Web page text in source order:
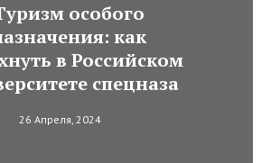
особого
как
в Российском
спецназа
26 Апреля, 2024